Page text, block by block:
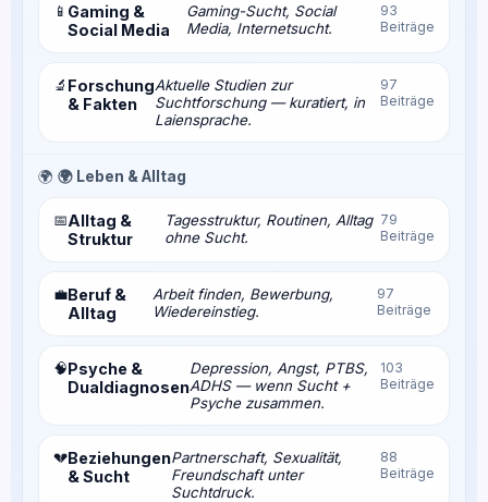
📱 Gaming &
Social Media
Gaming-Sucht, Social
Media, Internetsucht.
93
Beiträge
🔬 Forschung
& Fakten
Aktuelle Studien zur
Suchtforschung — kuratiert, in
Laiensprache.
97
Beiträge
🌍 🌍 Leben & Alltag
📅Alltag &
Struktur
Tagesstruktur, Routinen, Alltag
ohne Sucht.
79
Beiträge
💼Beruf &
Alltag
Arbeit finden, Bewerbung,
Wiedereinstieg.
97
Beiträge
🧠Psyche &
Dualdiagnosen
Depression, Angst, PTBS,
ADHS — wenn Sucht +
Psyche zusammen.
103
Beiträge
💔Beziehungen
& Sucht
Partnerschaft, Sexualität,
Freundschaft unter
Suchtdruck.
88
Beiträge